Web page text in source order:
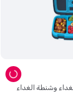
وشنطة الغداء